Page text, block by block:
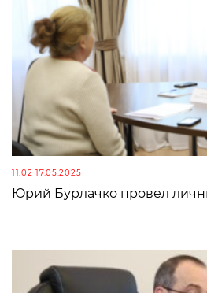
11:02 17.05.2025
Юрий Бурлачко провел